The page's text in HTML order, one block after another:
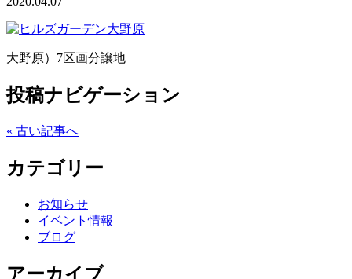
大野原）7区画分譲地
投稿ナビゲーション
« 古い記事へ
カテゴリー
お知らせ
イベント情報
ブログ
アーカイブ